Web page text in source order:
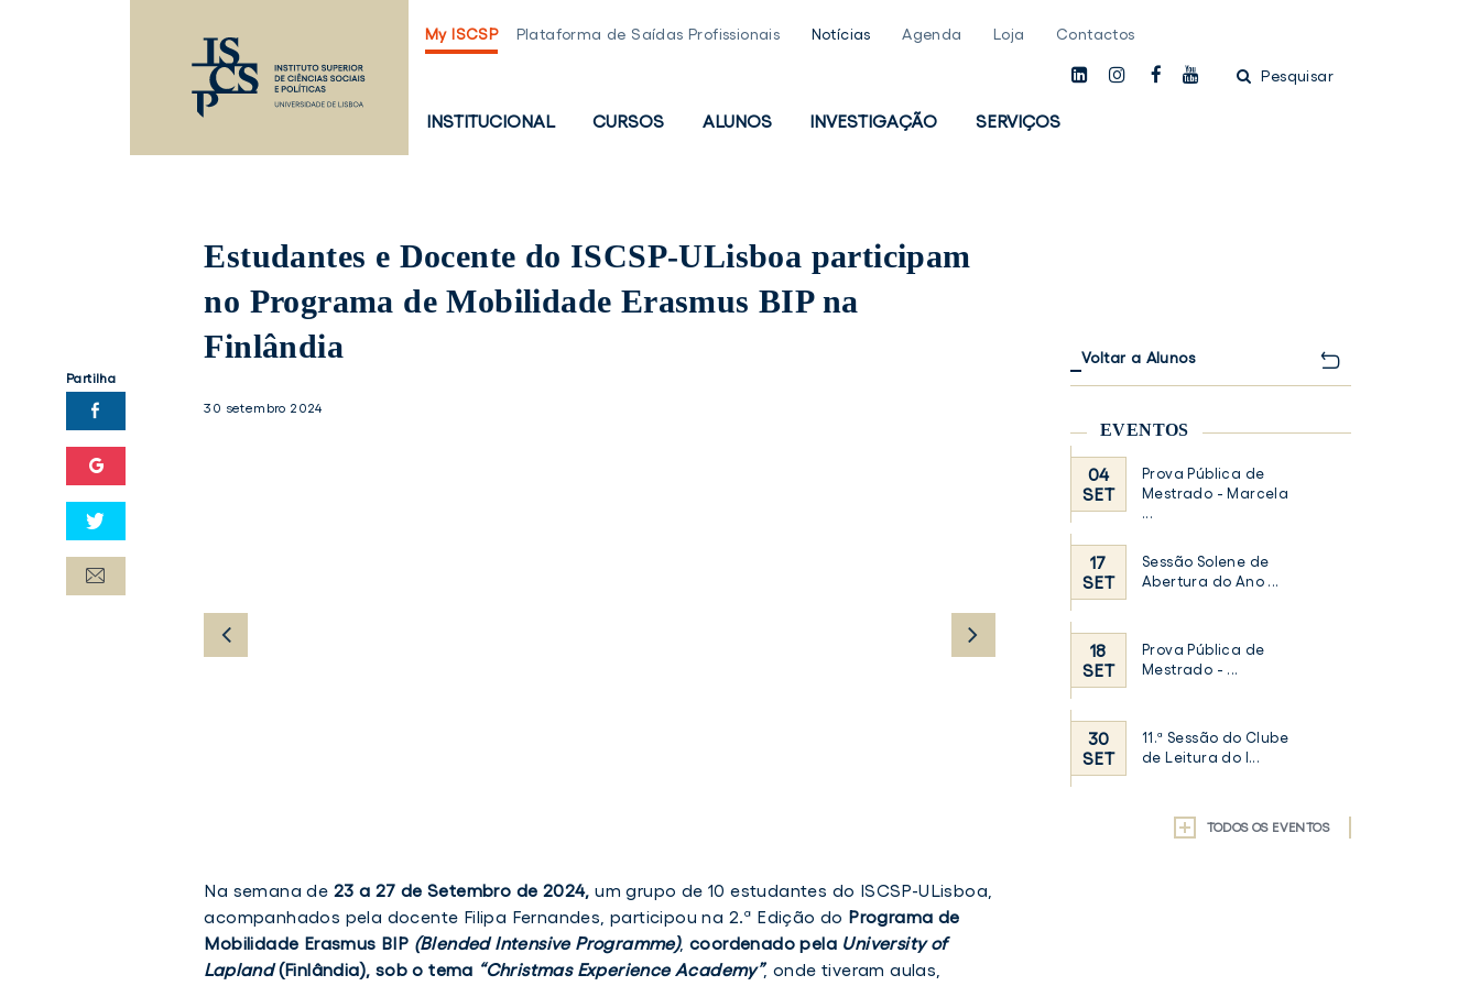
My ISCSP Plataforma de Saídas Profissionais Notícias Agenda Loja Contactos
linkedininstagamfacebook
youtubePesquisar
PÁGINA
INSTITUCIONAL CURSOS ALUNOS INVESTIGAÇÃO SERVIÇOS
Partilha
Estudantes e Docente do ISCSP-ULisboa participam
no Programa de Mobilidade Erasmus BIP na
Finlândia
30 setembro 2024
Na semana de 23 a 27 de Setembro de 2024, um grupo de 10 estudantes do ISCSP-ULisboa,
acompanhados pela docente Filipa Fernandes, participou na 2.ª Edição do Programa de
Mobilidade Erasmus BIP (Blended Intensive Programme),coordenado pela University of
Lapland(Finlândia), sob o tema “Christmas Experience Academy”, onde tiveram aulas,
Voltar a Alunos
EVENTOS
04
SET
Prova Pública de
Mestrado - Marcela
...
17
SET
Sessão Solene de
Abertura do Ano ...
18
SET
Prova Pública de
Mestrado - ...
30
SET
11.ª Sessão do Clube
de Leitura do I...
TODOS OS EVENTOS